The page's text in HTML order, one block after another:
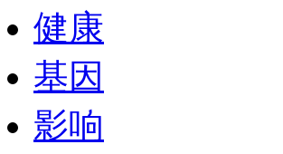
健康
基因
影响